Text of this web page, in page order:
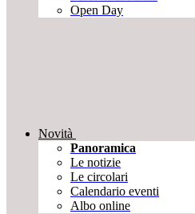
Open Day
Novità
Panoramica
Le notizie
Le circolari
Calendario eventi
Albo online